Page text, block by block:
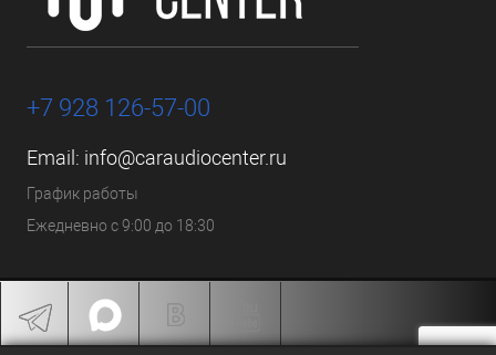
+7 928 126-57-00
Email: info@caraudiocenter.ru
График работы
Ежедневно с 9:00 до 18:30